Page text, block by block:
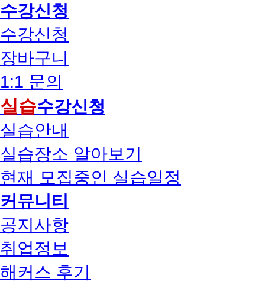
수강신청
수강신청
장바구니
1:1 문의
실습수강신청
실습안내
실습장소 알아보기
현재 모집중인 실습일정
커뮤니티
공지사항
취업정보
해커스 후기